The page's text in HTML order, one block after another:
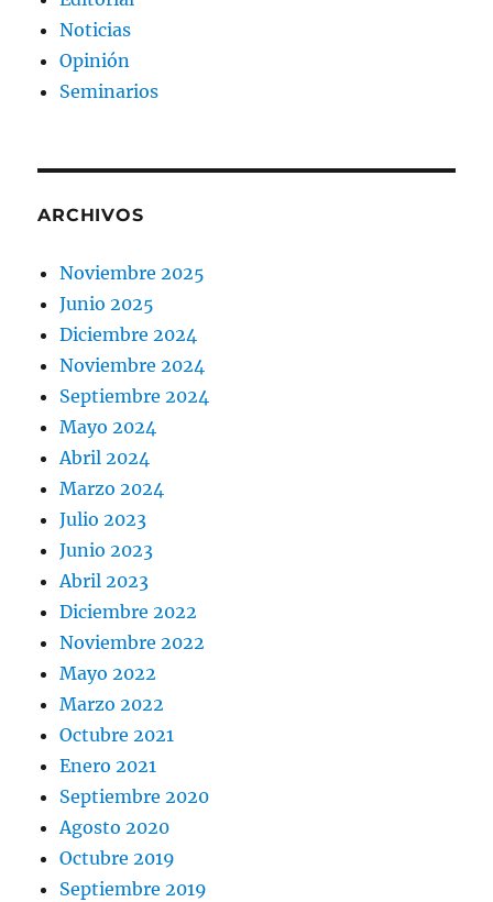
Noticias
Opinión
Seminarios
ARCHIVOS
Noviembre 2025
Junio 2025
Diciembre 2024
Noviembre 2024
Septiembre 2024
Mayo 2024
Abril 2024
Marzo 2024
Julio 2023
Junio 2023
Abril 2023
Diciembre 2022
Noviembre 2022
Mayo 2022
Marzo 2022
Octubre 2021
Enero 2021
Septiembre 2020
Agosto 2020
Octubre 2019
Septiembre 2019